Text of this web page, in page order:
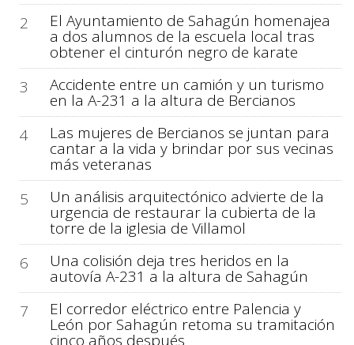
2
El Ayuntamiento de Sahagún homenajea
a dos alumnos de la escuela local tras
obtener el cinturón negro de karate
3
Accidente entre un camión y un turismo
en la A-231 a la altura de Bercianos
4
Las mujeres de Bercianos se juntan para
cantar a la vida y brindar por sus vecinas
más veteranas
5
Un análisis arquitectónico advierte de la
urgencia de restaurar la cubierta de la
torre de la iglesia de Villamol
6
Una colisión deja tres heridos en la
autovía A-231 a la altura de Sahagún
7
El corredor eléctrico entre Palencia y
León por Sahagún retoma su tramitación
cinco años después